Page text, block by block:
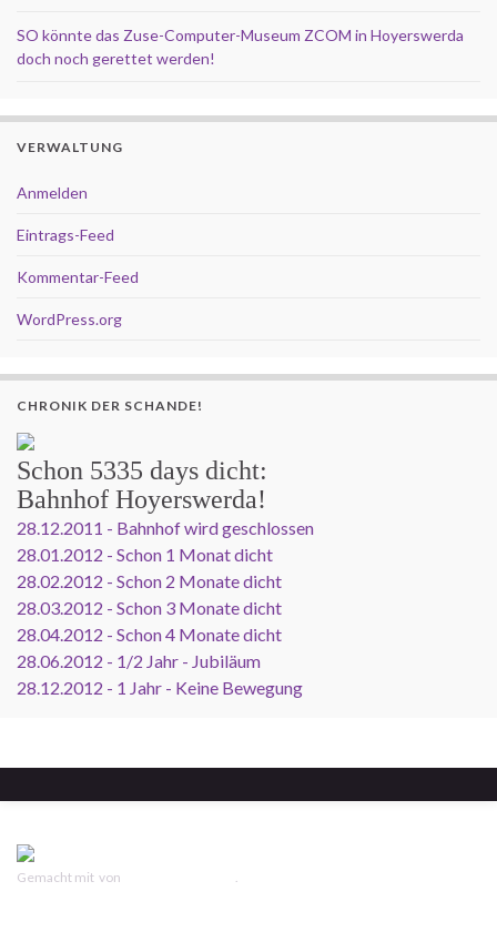
SO könnte das Zuse-Computer-Museum ZCOM in Hoyerswerda
doch noch gerettet werden!
VERWALTUNG
Anmelden
Eintrags-Feed
Kommentar-Feed
WordPress.org
CHRONIK DER SCHANDE!
Schon 5335 days dicht:
Bahnhof Hoyerswerda!
28.12.2011 - Bahnhof wird geschlossen
28.01.2012 - Schon 1 Monat dicht
28.02.2012 - Schon 2 Monate dicht
28.03.2012 - Schon 3 Monate dicht
28.04.2012 - Schon 4 Monate dicht
28.06.2012 - 1/2 Jahr - Jubiläum
28.12.2012 - 1 Jahr - Keine Bewegung
Gemacht mit von .